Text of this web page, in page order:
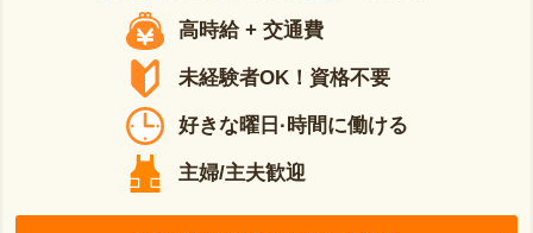
高時給 + 交通費
未経験者OK！資格不要
好きな曜日·時間に働ける
主婦/主夫歓迎